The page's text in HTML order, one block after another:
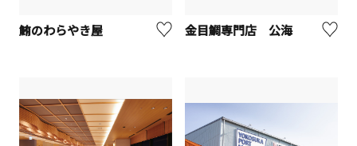
鮪のわらやき屋 金目鯛専門店 公海